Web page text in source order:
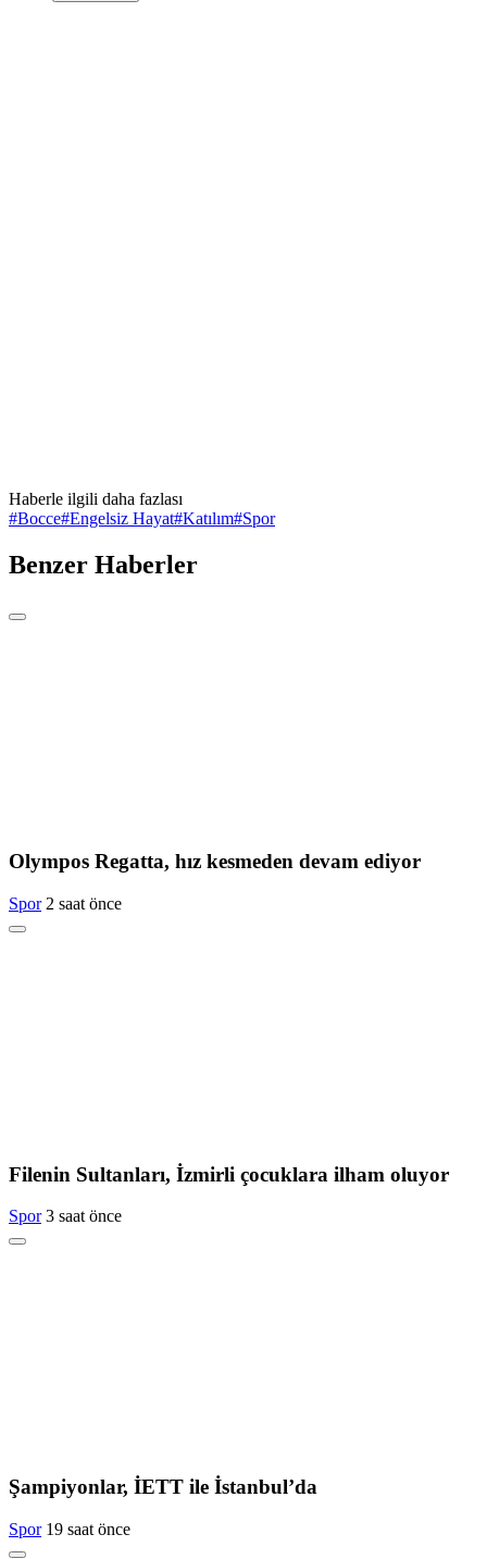
Haberle ilgili daha fazlası
#Bocce#Engelsiz Hayat#Katılım#Spor
Benzer Haberler
Olympos Regatta, hız kesmeden devam ediyor
Spor 2 saat önce
Filenin Sultanları, İzmirli çocuklara ilham oluyor
Spor 3 saat önce
Şampiyonlar, İETT ile İstanbul’da
Spor 19 saat önce